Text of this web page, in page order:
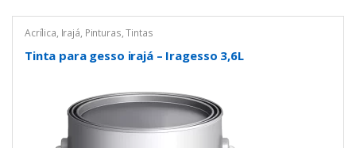
Acrílica, Irajá, Pinturas,Tintas
Tinta para gesso irajá – Iragesso 3,6L